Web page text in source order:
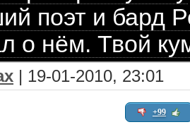
поэт и бард
о нём. Твой
| 19-01-2010, 23:01
+99